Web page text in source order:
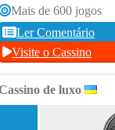
Mais de 600 jogos
Ler Comentário
Visite o Cassino
de luxo